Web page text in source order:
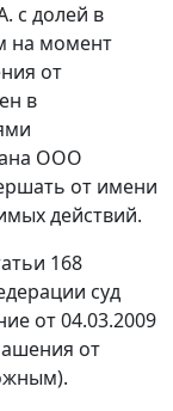
с долей в
на момент
от
в
ООО
от имени
действий.
168
суд
от 04.03.2009
от